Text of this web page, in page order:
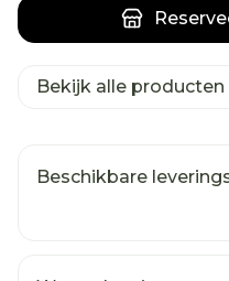
Bekijk alle
Beschikbare